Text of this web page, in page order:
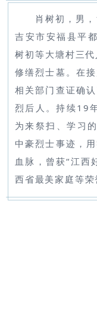
肖树初，男，
吉安市安福县平
树初等大塘村三
修缮烈士墓。在
相关部门查证确
烈后人。持续19
为来祭扫、学习
中豪烈士事迹，
血脉，曾获“江西
西省最美家庭等荣